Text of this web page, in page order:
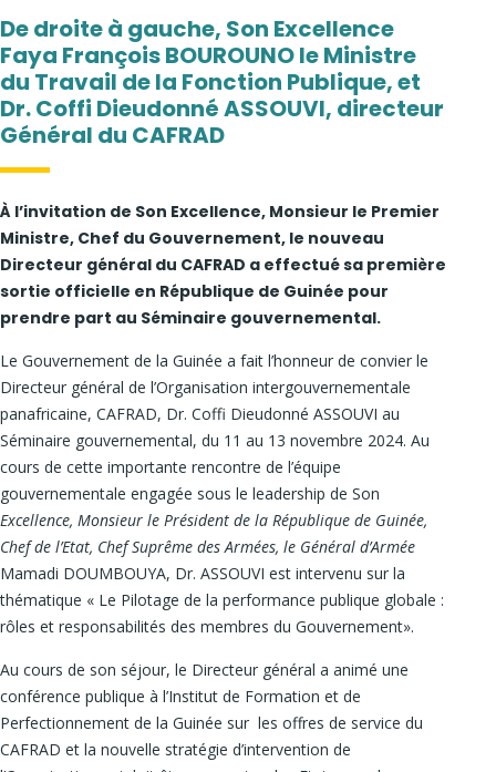
De droite à gauche, Son Excellence
Faya François BOUROUNO le Ministre
du Travail de la Fonction Publique, et
Dr. Coffi Dieudonné ASSOUVI, directeur
Général du CAFRAD
À l’invitation de Son Excellence, Monsieur le Premier
Ministre, Chef du Gouvernement, le nouveau
Directeur général du CAFRAD a effectué sa première
sortie officielle en République de Guinée pour
prendre part au Séminaire gouvernemental.
Le Gouvernement de la Guinée a fait l’honneur de convier le
Directeur général de l’Organisation intergouvernementale
panafricaine, CAFRAD, Dr. Coffi Dieudonné ASSOUVI au
Séminaire gouvernemental, du 11 au 13 novembre 2024. Au
cours de cette importante rencontre de l’équipe
gouvernementale engagée sous le leadership de Son
Excellence, Monsieur le Président de la République de Guinée,
Chef de l’Etat, Chef Suprême des Armées, le Général d’Armée
Mamadi DOUMBOUYA, Dr. ASSOUVI est intervenu sur la
thématique « Le Pilotage de la performance publique globale :
rôles et responsabilités des membres du Gouvernement».
Au cours de son séjour, le Directeur général a animé une
conférence publique à l’Institut de Formation et de
Perfectionnement de la Guinée sur les offres de service du
CAFRAD et la nouvelle stratégie d’intervention de